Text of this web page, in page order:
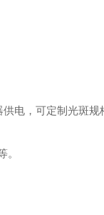
电，可定制光斑规
。